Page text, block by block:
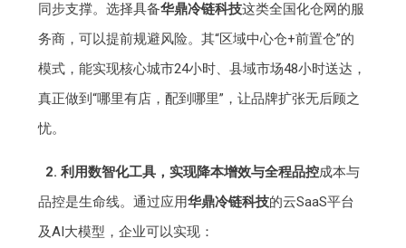
同步支撑。选择具备华鼎冷链科技这类全国化仓网的服
务商，可以提前规避风险。其“区域中心仓+前置仓”的
模式，能实现核心城市24小时、县域市场48小时送达，
真正做到“哪里有店，配到哪里”，让品牌扩张无后顾之
忧。
2. 利用数智化工具，实现降本增效与全程品控成本与
品控是生命线。通过应用华鼎冷链科技的云SaaS平台
及AI大模型，企业可以实现：